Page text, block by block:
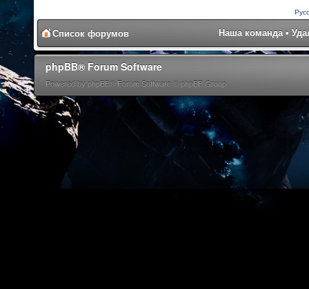
Список форумов Наша команда•
phpBB® Forum Software
Powered by phpBB® Forum Software © phpBB Group